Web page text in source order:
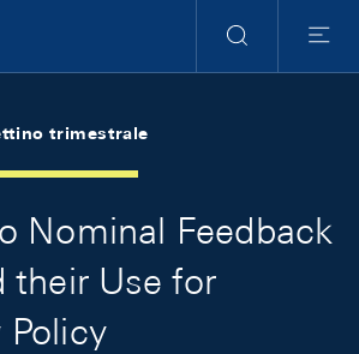
Ricerca
Menu
trimestrale
Nominal Feedback
their Use for
Policy